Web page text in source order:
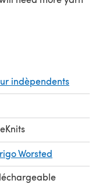
needles and magic
on double
natural wool so
not until
indèpendents
Worsted